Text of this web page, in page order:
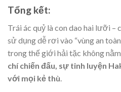
Tổng kết:
Trái ác quỷ là con dao hai lưỡi –
sử dụng dễ rơi vào “vùng an
trong thế giới hải tặc không
chí chiến đấu, sự tinh luyện
với mọi kẻ thù